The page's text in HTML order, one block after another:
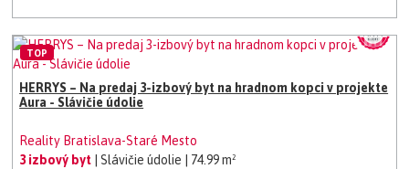
HERRYS – Na predaj 3-izbový byt na hradnom kopci v projekte
Aura - Slávičie údolie
Reality Bratislava-Staré Mesto
3 izbový byt
| Slávičie údolie | 74.99 m²
TOP